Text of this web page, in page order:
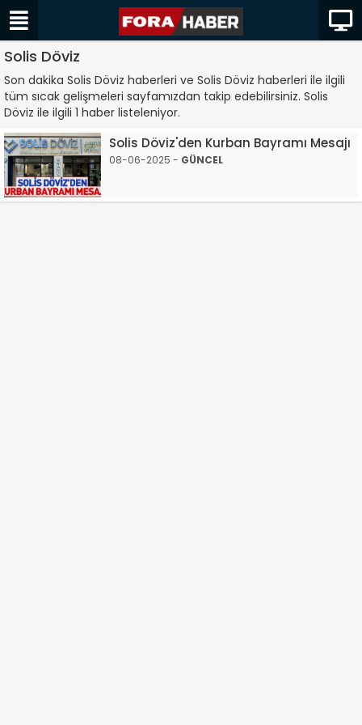
Solis Döviz
Son dakika Solis Döviz haberleri ve Solis Döviz haberleri ile ilgili
tüm sıcak gelişmeleri sayfamızdan takip edebilirsiniz. Solis
Döviz ile ilgili 1 haber listeleniyor.
Solis Döviz'den Kurban Bayramı Mesajı
08-06-2025 - GÜNCEL